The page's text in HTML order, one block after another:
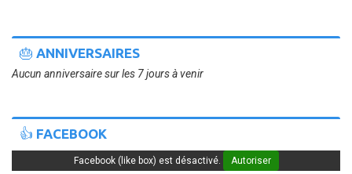
🎂 ANNIVERSAIRES
Aucun anniversaire sur les 7 jours à venir
👍 FACEBOOK
Facebook (like box) est désactivé. Autoriser